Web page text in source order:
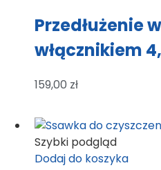
Przedłużenie
włącznikiem
159,00 zł
Szybki podgląd
Dodaj do koszyka